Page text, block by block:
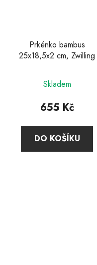
Prkénko bambus
25x18,5x2 cm, Zwilling
hodnocení
produktu
5,0
z
Skladem
655 Kč
DO KOŠÍKU